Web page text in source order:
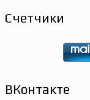
Счетчики
ВКонтакте